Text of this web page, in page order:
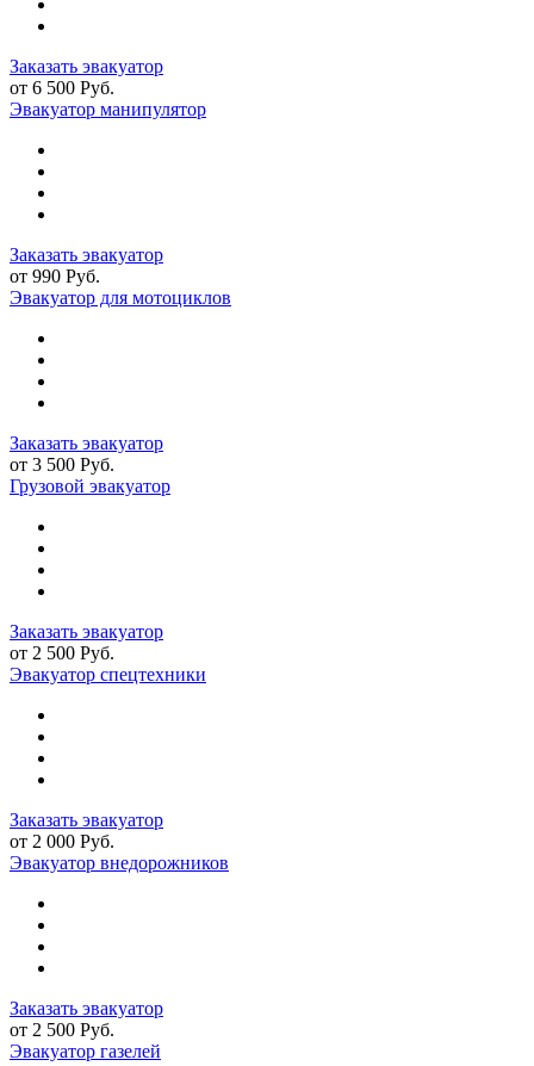
Заказать эвакуатор
от 6 500 Руб.
Эвакуатор манипулятор
Заказать эвакуатор
от 990 Руб.
Эвакуатор для мотоциклов
Заказать эвакуатор
от 3 500 Руб.
Грузовой эвакуатор
Заказать эвакуатор
от 2 500 Руб.
Эвакуатор спецтехники
Заказать эвакуатор
от 2 000 Руб.
Эвакуатор внедорожников
Заказать эвакуатор
от 2 500 Руб.
Эвакуатор газелей